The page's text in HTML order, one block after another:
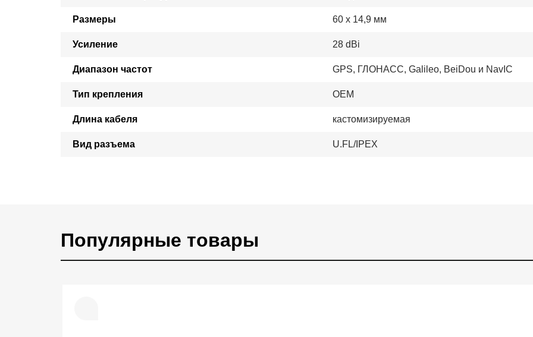
Размеры 60 x 14,9 мм
Усиление 28 dBi
Диапазон частот GPS, ГЛОНАСС, Galileo, BeiDou и NavIC
Тип крепления OEM
Длина кабеля кастомизируемая
Вид разъема U.FL/IPEX
Популярные товары